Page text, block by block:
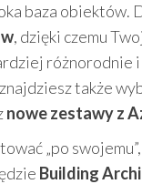
baza obiektów.
, dzięki czemu
różnorodnie
także
nowe zestawy z
„po
Building